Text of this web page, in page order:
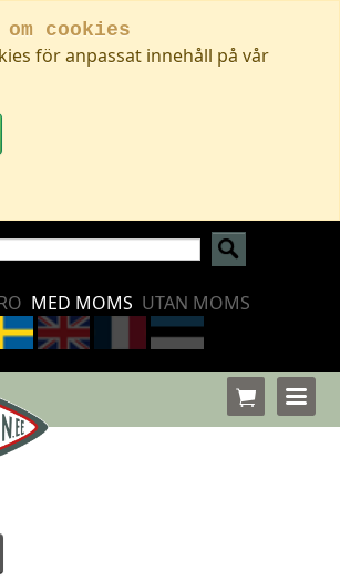
cookies
för anpassat innehåll på vår
MED MOMS UTAN MOMS